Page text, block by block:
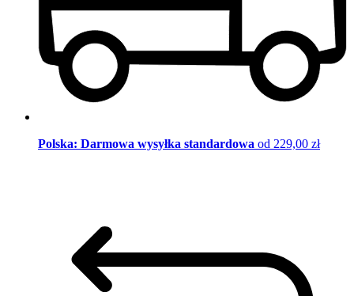
Polska: Darmowa wysyłka standardowa od 229,00 zł